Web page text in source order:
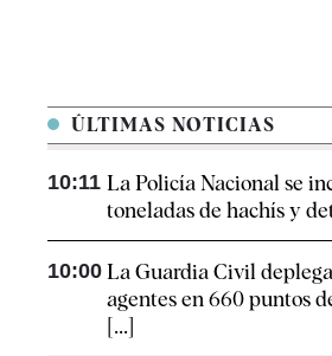
ÚLTIMAS NOTICIAS
10:11 La Policía Nacional se
toneladas de hachís y
10:00 La Guardia Civil
agentes en 660 puntos
[...]